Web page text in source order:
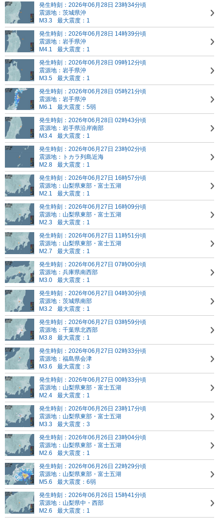
発生時刻：2026年06月28日 23時34分頃
震源地：茨城県沖
M3.3
最大震度：1
発生時刻：2026年06月28日 14時39分頃
震源地：岩手県沖
M4.1
最大震度：1
発生時刻：2026年06月28日 09時12分頃
震源地：岩手県沖
M3.5
最大震度：1
発生時刻：2026年06月28日 05時21分頃
震源地：岩手県沖
M6.1
最大震度：5弱
発生時刻：2026年06月28日 02時43分頃
震源地：岩手県沿岸南部
M3.4
最大震度：1
発生時刻：2026年06月27日 23時02分頃
震源地：トカラ列島近海
M2.8
最大震度：1
発生時刻：2026年06月27日 16時57分頃
震源地：山梨県東部・富士五湖
M2.1
最大震度：1
発生時刻：2026年06月27日 16時09分頃
震源地：山梨県東部・富士五湖
M2.3
最大震度：1
発生時刻：2026年06月27日 11時51分頃
震源地：山梨県東部・富士五湖
M2.7
最大震度：1
発生時刻：2026年06月27日 07時00分頃
震源地：兵庫県南西部
M3.0
最大震度：1
発生時刻：2026年06月27日 04時30分頃
震源地：茨城県南部
M3.2
最大震度：1
発生時刻：2026年06月27日 03時59分頃
震源地：千葉県北西部
M3.8
最大震度：1
発生時刻：2026年06月27日 02時33分頃
震源地：福島県会津
M3.6
最大震度：3
発生時刻：2026年06月27日 00時33分頃
震源地：山梨県東部・富士五湖
M2.4
最大震度：1
発生時刻：2026年06月26日 23時17分頃
震源地：山梨県東部・富士五湖
M3.3
最大震度：3
発生時刻：2026年06月26日 23時04分頃
震源地：山梨県東部・富士五湖
M2.6
最大震度：1
発生時刻：2026年06月26日 22時29分頃
震源地：山梨県東部・富士五湖
M5.6
最大震度：6弱
発生時刻：2026年06月26日 15時41分頃
震源地：山梨県中・西部
M2.6
最大震度：1